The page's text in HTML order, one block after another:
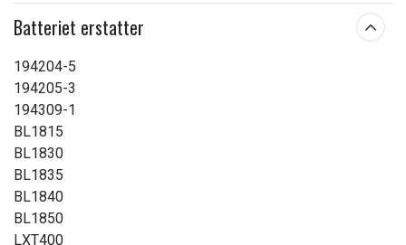
Batteriet erstatter
194204-5
194205-3
194309-1
BL1815
BL1830
BL1835
BL1840
BL1850
LXT400